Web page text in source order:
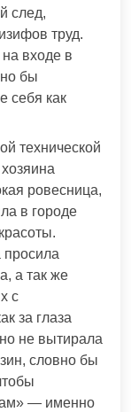
след,
труд.
на входе в
бы
себя как
технической
ровесница,
в городе
просила
а так же
с
за глаза
не вытирала
словно бы
— именно